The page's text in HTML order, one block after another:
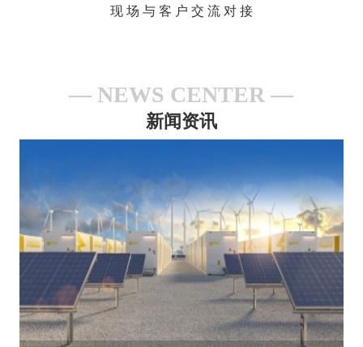
现 场 与 客 户 交 流 对 接
NEWS CENTER
新闻资讯